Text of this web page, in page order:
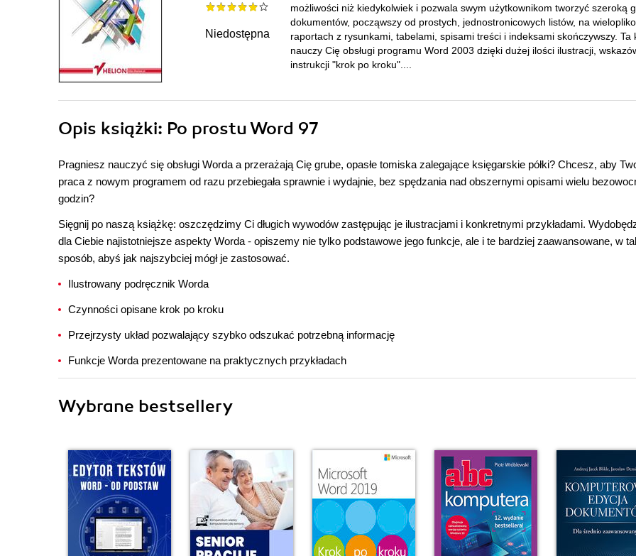
Niedostępna
możliwości niż kiedykolwiek i pozwala swym użytkownikom tworzyć szeroką
dokumentów, począwszy od prostych, jednostronicowych listów, na
raportach z rysunkami, tabelami, spisami treści i indeksami skończywszy. Ta
nauczy Cię obsługi programu Word 2003 dzięki dużej ilości ilustracji,
instrukcji "krok po kroku"....
Opis książki: Po prostu Word 97
Pragniesz nauczyć się obsługi Worda a przerażają Cię grube, opasłe tomiska zalegające księgarskie półki? Chcesz, aby
praca z nowym programem od razu przebiegała sprawnie i wydajnie, bez spędzania nad obszernymi opisami wielu
godzin?
Sięgnij po naszą książkę: oszczędzimy Ci długich wywodów zastępując je ilustracjami i konkretnymi przykładami.
dla Ciebie najistotniejsze aspekty Worda - opiszemy nie tylko podstawowe jego funkcje, ale i te bardziej zaawansowane, w
sposób, abyś jak najszybciej mógł je zastosować.
Ilustrowany podręcznik Worda
Czynności opisane krok po kroku
Przejrzysty układ pozwalający szybko odszukać potrzebną informację
Funkcje Worda prezentowane na praktycznych przykładach
Wybrane bestsellery